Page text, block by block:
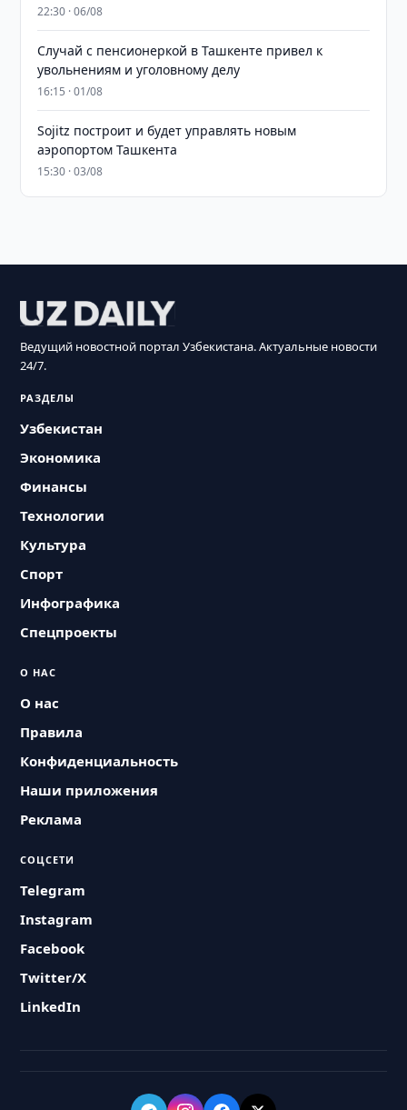
22:30 · 06/08
Случай с пенсионеркой в Ташкенте привел к
увольнениям и уголовному делу
16:15 · 01/08
Sojitz построит и будет управлять новым
аэропортом Ташкента
15:30 · 03/08
Ведущий новостной портал Узбекистана. Актуальные новости
24/7.
РАЗДЕЛЫ
Узбекистан
Экономика
Финансы
Технологии
Культура
Спорт
Инфографика
Спецпроекты
О НАС
О нас
Правила
Конфиденциальность
Наши приложения
Реклама
СОЦСЕТИ
Telegram
Instagram
Facebook
Twitter/X
LinkedIn